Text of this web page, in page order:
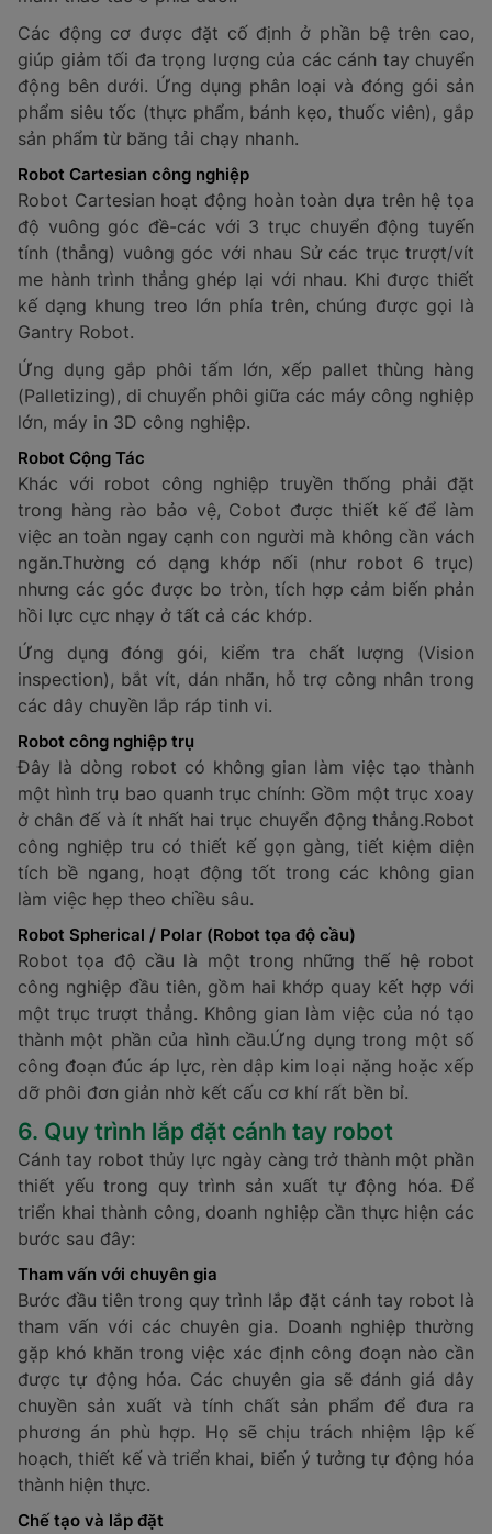
Các động cơ được đặt cố định ở phần bệ trên cao,
giúp giảm tối đa trọng lượng của các cánh tay chuyển
động bên dưới. Ứng dụng phân loại và đóng gói sản
phẩm siêu tốc (thực phẩm, bánh kẹo, thuốc viên), gắp
sản phẩm từ băng tải chạy nhanh.
Robot Cartesian công nghiệp
Robot Cartesian hoạt động hoàn toàn dựa trên hệ tọa
độ vuông góc đề-các với 3 trục chuyển động tuyến
tính (thẳng) vuông góc với nhau Sử các trục trượt/vít
me hành trình thẳng ghép lại với nhau. Khi được thiết
kế dạng khung treo lớn phía trên, chúng được gọi là
Gantry Robot.
Ứng dụng gắp phôi tấm lớn, xếp pallet thùng hàng
(Palletizing), di chuyển phôi giữa các máy công nghiệp
lớn, máy in 3D công nghiệp.
Robot Cộng Tác
Khác với robot công nghiệp truyền thống phải đặt
trong hàng rào bảo vệ, Cobot được thiết kế để làm
việc an toàn ngay cạnh con người mà không cần vách
ngăn.Thường có dạng khớp nối (như robot 6 trục)
nhưng các góc được bo tròn, tích hợp cảm biến phản
hồi lực cực nhạy ở tất cả các khớp.
Ứng dụng đóng gói, kiểm tra chất lượng (Vision
inspection), bắt vít, dán nhãn, hỗ trợ công nhân trong
các dây chuyền lắp ráp tinh vi.
Robot công nghiệp trụ
Đây là dòng robot có không gian làm việc tạo thành
một hình trụ bao quanh trục chính: Gồm một trục xoay
ở chân đế và ít nhất hai trục chuyển động thẳng.Robot
công nghiệp tru có thiết kế gọn gàng, tiết kiệm diện
tích bề ngang, hoạt động tốt trong các không gian
làm việc hẹp theo chiều sâu.
Robot Spherical / Polar (Robot tọa độ cầu)
Robot tọa độ cầu là một trong những thế hệ robot
công nghiệp đầu tiên, gồm hai khớp quay kết hợp với
một trục trượt thẳng. Không gian làm việc của nó tạo
thành một phần của hình cầu.Ứng dụng trong một số
công đoạn đúc áp lực, rèn dập kim loại nặng hoặc xếp
dỡ phôi đơn giản nhờ kết cấu cơ khí rất bền bỉ.
6. Quy trình lắp đặt cánh tay robot
Cánh tay robot thủy lực ngày càng trở thành một phần
thiết yếu trong quy trình sản xuất tự động hóa. Để
triển khai thành công, doanh nghiệp cần thực hiện các
bước sau đây:
Tham vấn với chuyên gia
Bước đầu tiên trong quy trình lắp đặt cánh tay robot là
tham vấn với các chuyên gia. Doanh nghiệp thường
gặp khó khăn trong việc xác định công đoạn nào cần
được tự động hóa. Các chuyên gia sẽ đánh giá dây
chuyền sản xuất và tính chất sản phẩm để đưa ra
phương án phù hợp. Họ sẽ chịu trách nhiệm lập kế
hoạch, thiết kế và triển khai, biến ý tưởng tự động hóa
thành hiện thực.
Chế tạo và lắp đặt